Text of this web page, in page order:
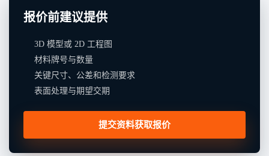
报价前建议提供
3D 模型或 2D 工程图
材料牌号与数量
关键尺寸、公差和检测要求
表面处理与期望交期
提交资料获取报价